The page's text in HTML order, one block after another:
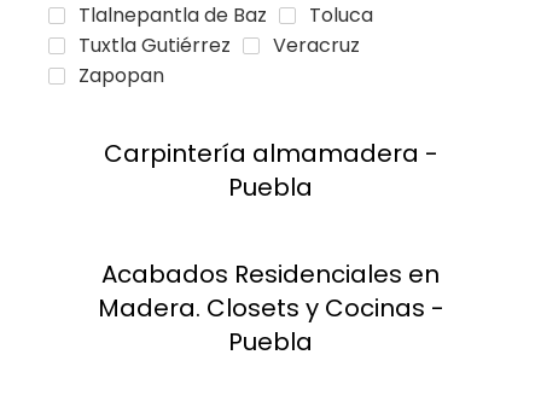
Tlalnepantla de Baz
Toluca
Tuxtla Gutiérrez
Veracruz
Zapopan
Carpintería almamadera -
Puebla
Acabados Residenciales en
Madera. Closets y Cocinas -
Puebla